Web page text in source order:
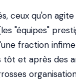
ceux qu'on
"équipes"
fraction
tôt et après des